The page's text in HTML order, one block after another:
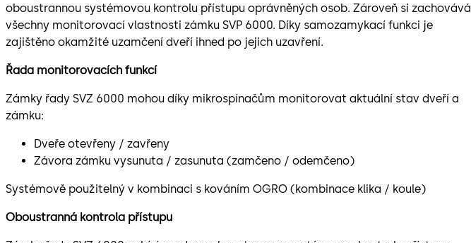
oboustrannou systémovou kontrolu přístupu oprávněných osob. Zároveň si zachovává
všechny monitorovací vlastnosti zámku SVP 6000. Díky samozamykací funkci je
zajištěno okamžité uzamčení dveří ihned po jejich uzavření.
Řada monitorovacích funkcí
Zámky řady SVZ 6000 mohou díky mikrospínačům monitorovat aktuální stav dveří a
zámku:
Dveře otevřeny / zavřeny
Závora zámku vysunuta / zasunuta (zamčeno / odemčeno)
Systémově použitelný v kombinaci s kováním OGRO (kombinace klika / koule)
Oboustranná kontrola přístupu